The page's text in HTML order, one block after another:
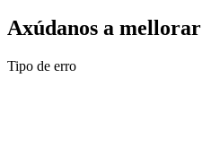
Axúdanos a mellorar
Tipo de erro